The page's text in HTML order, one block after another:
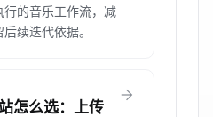
的音乐工作流，减
续迭代依据。
怎么选：上传
arrow_forward